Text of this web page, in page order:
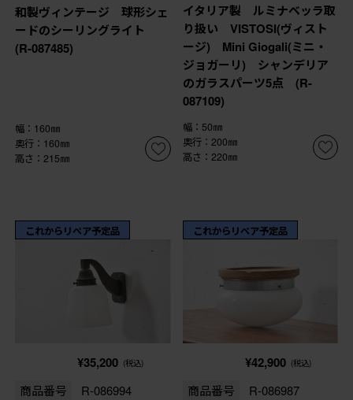
和製ヴィンテージ 球形シェ
ードのシーリングライト
(R-087485)
幅：160㎜
奥行：160㎜
高さ：215㎜
イタリア製 ルミナベッラ取
り扱い VISTOSI(ヴィスト
ージ) Mini Giogali(ミニ・
ジョガーリ) シャンデリア
のガラスパーツ5点 (R-
087109)
幅：50㎜
奥行：200㎜
高さ：220㎜
これからリペア予定品
¥35,200 (税込)
商品番号 R-086994
これからリペア予定品
¥42,900 (税込)
商品番号 R-086987